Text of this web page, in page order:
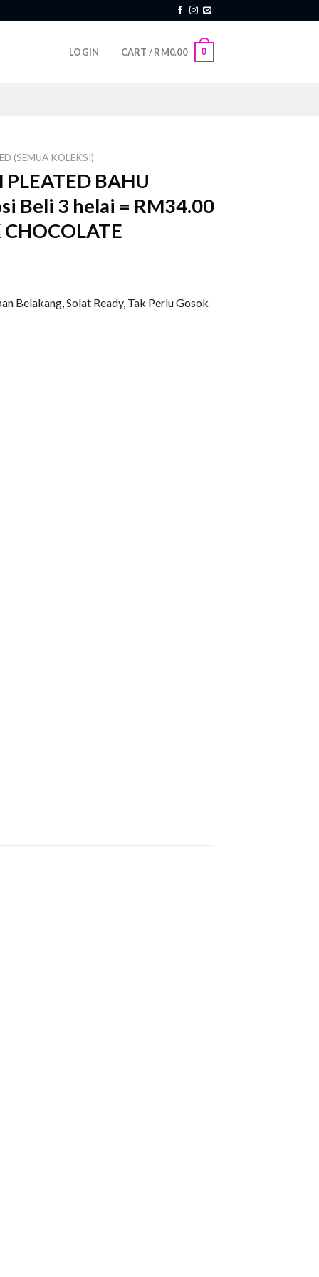
LOGIN CART /RM0.00 0
(SEMUA KOLEKSI)
BAHU
Beli 3 helai = RM34.00
Belakang, Solat Ready, Tak Perlu Gosok